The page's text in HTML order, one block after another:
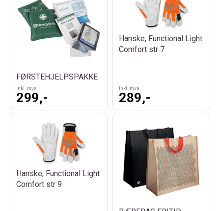
FØRSTEHJELPSPAKKE
Inkl. mva
299,-
Hanske, Functional Light
Comfort str 7
Inkl. mva
289,-
Hanske, Functional Light
Comfort str 9